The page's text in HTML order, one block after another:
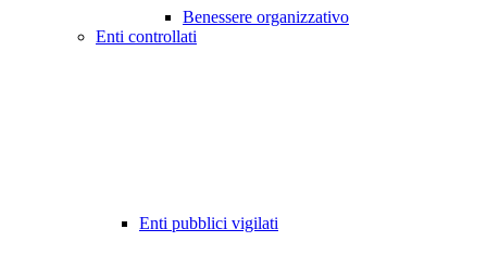
Benessere organizzativo
Enti controllati
Enti pubblici vigilati